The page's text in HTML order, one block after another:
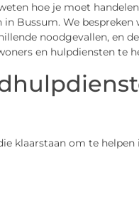
hoe je moet
Bussum. We
noodgevallen, en
en hulpdiensten te
klaarstaan om te helpen